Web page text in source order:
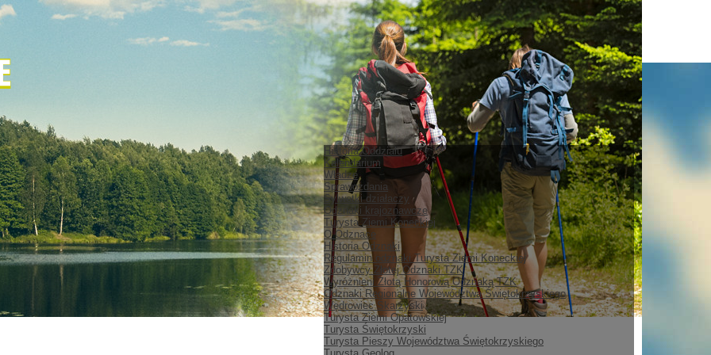
Historia Oddziału
Kalendarium
Władze
Sprawozdania
Sylwetki działaczy
Odznaki krajoznawcze
Turysta Ziemi Koneckiej
O Odznace
Historia Odznaki
Regulamin odznaki Turysta Ziemi Koneckiej
Zdobywcy Złotej Odznaki TZK
Wyróżnieni Złotą Honorową Odznaką TZK
Odznaki Regionalne Województwa Świętokrzyskiego
Wędrowiec Skarżyski
Turysta Ziemi Opatowskiej
Turysta Świętokrzyski
Turysta Pieszy Województwa Świętokrzyskiego